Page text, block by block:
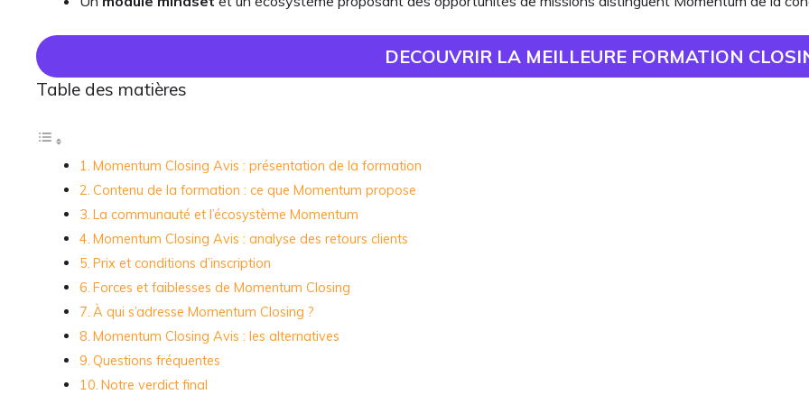
DECOUVRIR LA MEILLEURE FORMATION
Table des matières
Momentum Closing Avis : présentation de la formation
Contenu de la formation : ce que Momentum propose
La communauté et l’écosystème Momentum
Momentum Closing Avis : analyse des retours clients
Prix et conditions d’inscription
Forces et faiblesses de Momentum Closing
À qui s’adresse Momentum Closing ?
Momentum Closing Avis : les alternatives
Questions fréquentes
Notre verdict final